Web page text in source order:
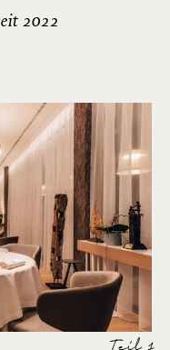
2022